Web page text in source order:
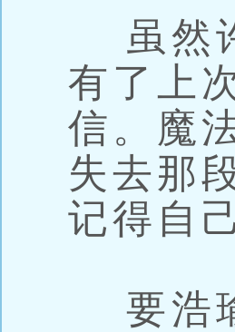
虽然
有了上
信。魔
失去那
记得自
要浩